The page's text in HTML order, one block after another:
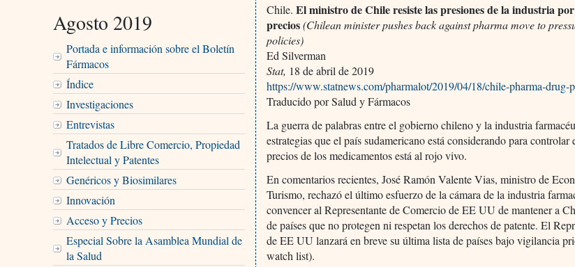
Agosto 2019
Portada e información sobre el Boletín
Fármacos
Índice
Investigaciones
Entrevistas
Tratados de Libre Comercio, Propiedad
Intelectual y Patentes
Genéricos y Biosimilares
Innovación
Acceso y Precios
Especial Sobre la Asamblea Mundial de
la Salud
Chile. El ministro de Chile resiste las presiones de la industria
precios(Chilean minister pushes back against pharma move to
policies)
Ed Silverman
Stat, 18 de abril de 2019
https://www.statnews.com/pharmalot/2019/04/18/chile-pharma-drug-
Traducido por Salud y Fármacos
La guerra de palabras entre el gobierno chileno y la industria
estrategias que el país sudamericano está considerando para controlar
precios de los medicamentos está al rojo vivo.
En comentarios recientes, José Ramón Valente Vias, ministro de
Turismo, rechazó el último esfuerzo de la cámara de la industria
convencer al Representante de Comercio de EE UU de mantener a
de países que no protegen ni respetan los derechos de patente. El
de EE UU lanzará en breve su última lista de países bajo vigilancia
watch list).